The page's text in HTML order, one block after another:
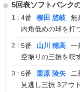
5回表ソフトバンク
1： 4番 柳田 悠岐
無
内角低めの球を打
2： 5番 山川 穂高
一
空振りの三振を喫
3： 6番 栗原 陵矢
二
見逃し三振 3アウト